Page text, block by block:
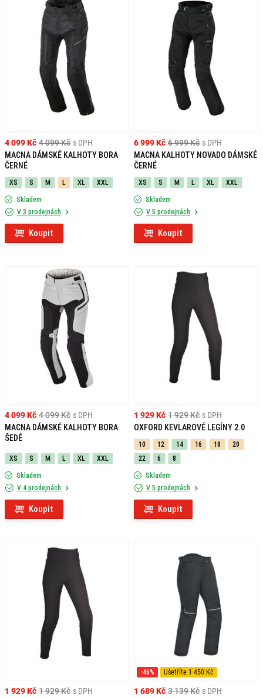
4 099 Kč
4 099 Kč
s DPH
MACNA DÁMSKÉ KALHOTY BORA
ČERNÉ
XS S M L XL XXL
Skladem
V 3 prodejnách
Koupit
6 999 Kč
6 999 Kč
s DPH
MACNA KALHOTY NOVADO DÁMSKÉ
ČERNÉ
XS S M L XL XXL
Skladem
V 5 prodejnách
Koupit
4 099 Kč
4 099 Kč
s DPH
MACNA DÁMSKÉ KALHOTY BORA
ŠEDÉ
XS S M L XL XXL
Skladem
V 4 prodejnách
Koupit
1 929 Kč
1 929 Kč
s DPH
OXFORD KEVLAROVÉ LEGÍNY 2.0
10 12 14 16 18
20
22
6 8
Skladem
V 5 prodejnách
Koupit
1 929 Kč
1 929 Kč
s DPH
-46% Ušetříte 1 450 Kč
3 139 Kč
1 689 Kč
s DPH